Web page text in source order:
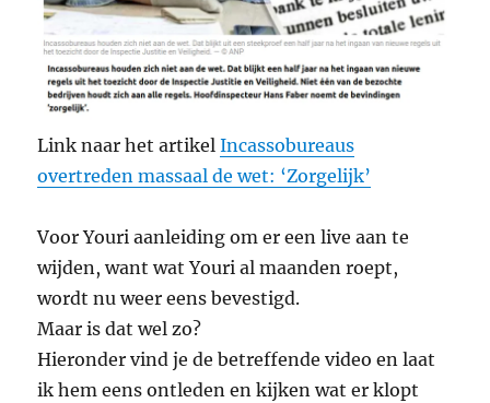
Link naar het artikelIncassobureaus
overtreden massaal de wet: ‘Zorgelijk’
Voor Youri aanleiding om er een live aan te
wijden, want wat Youri al maanden roept,
wordt nu weer eens bevestigd.
Maar is dat wel zo?
Hieronder vind je de betreffende video en laat
ik hem eens ontleden en kijken wat er klopt